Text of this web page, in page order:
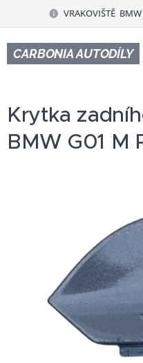
VRAKOVIŠTĚ
CARBONIA AUTODÍLY
Krytka
BMW G01 M